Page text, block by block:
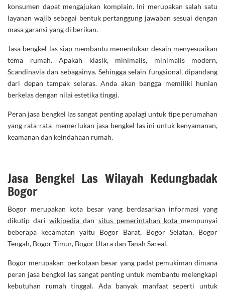
konsumen dapat mengajukan komplain. Ini merupakan salah satu
layanan wajib sebagai bentuk pertanggung jawaban sesuai dengan
masa garansi yang di berikan.
Jasa bengkel las siap membantu menentukan desain menyesuaikan
tema rumah. Apakah klasik, minimalis, minimalis modern,
Scandinavia dan sebagainya. Sehingga selain fungsional, dipandang
dari depan tampak selaras. Anda akan bangga memiliki hunian
berkelas dengan nilai estetika tinggi.
Peran jasa bengkel las sangat penting apalagi untuk tipe perumahan
yang rata-rata memerlukan jasa bengkel las ini untuk kenyamanan,
keamanan dan keindahaan rumah.
Jasa Bengkel Las Wilayah Kedungbadak
Bogor
Bogor merupakan kota besar yang berdasarkan informasi yang
dikutip dariwikipediadan situs pemerintahan kota mempunyai
beberapa kecamatan yaitu Bogor Barat, Bogor Selatan, Bogor
Tengah, Bogor Timur, Bogor Utara dan Tanah Sareal.
Bogor merupakan perkotaan besar yang padat pemukiman dimana
peran jasa bengkel las sangat penting untuk membantu melengkapi
kebutuhan rumah tinggal. Ada banyak manfaat seperti untuk